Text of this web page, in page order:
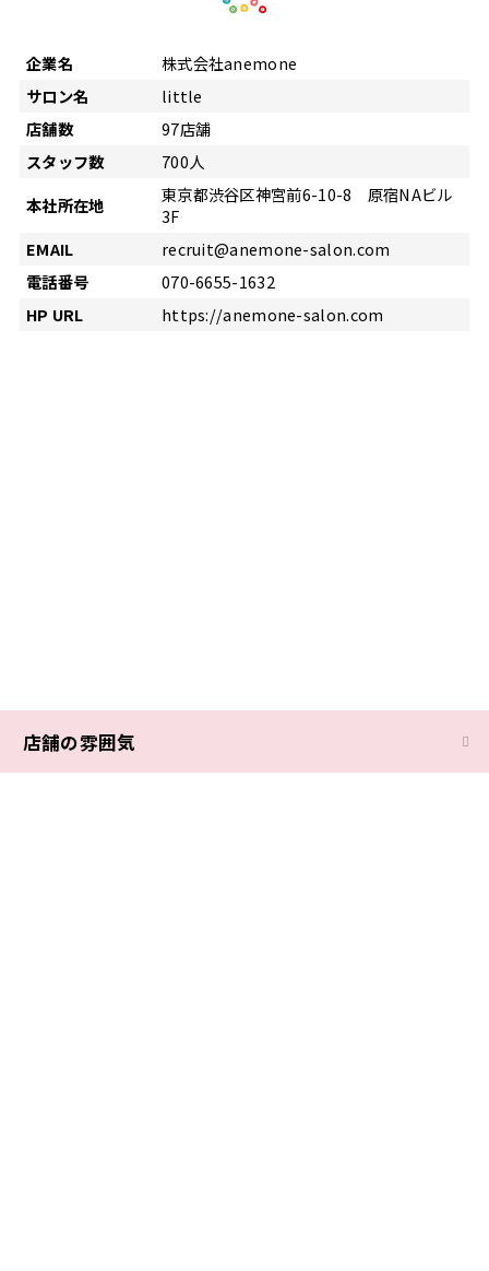
企業名
株式会社anemone
サロン名
little
店舗数
97店舗
スタッフ数
700人
本社所在地
東京都渋谷区神宮前6-10-8 原宿NAビル
3F
EMAIL
recruit@anemone-salon.com
電話番号
070-6655-1632
HP URL
https://anemone-salon.com
店舗の雰囲気